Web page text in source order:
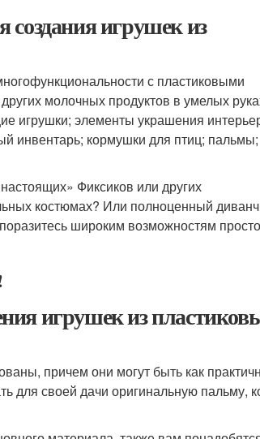
игрушек из
с пластиковыми
молочных продуктов в умелых
игрушки; элементы украшения
инвентарь; кормушки для птиц; пальмы;
Фиксиков или других
костюмах? Или полноценный
широким возможностям
игрушек из
причем они могут быть как
для своей дачи оригинальную пальму,